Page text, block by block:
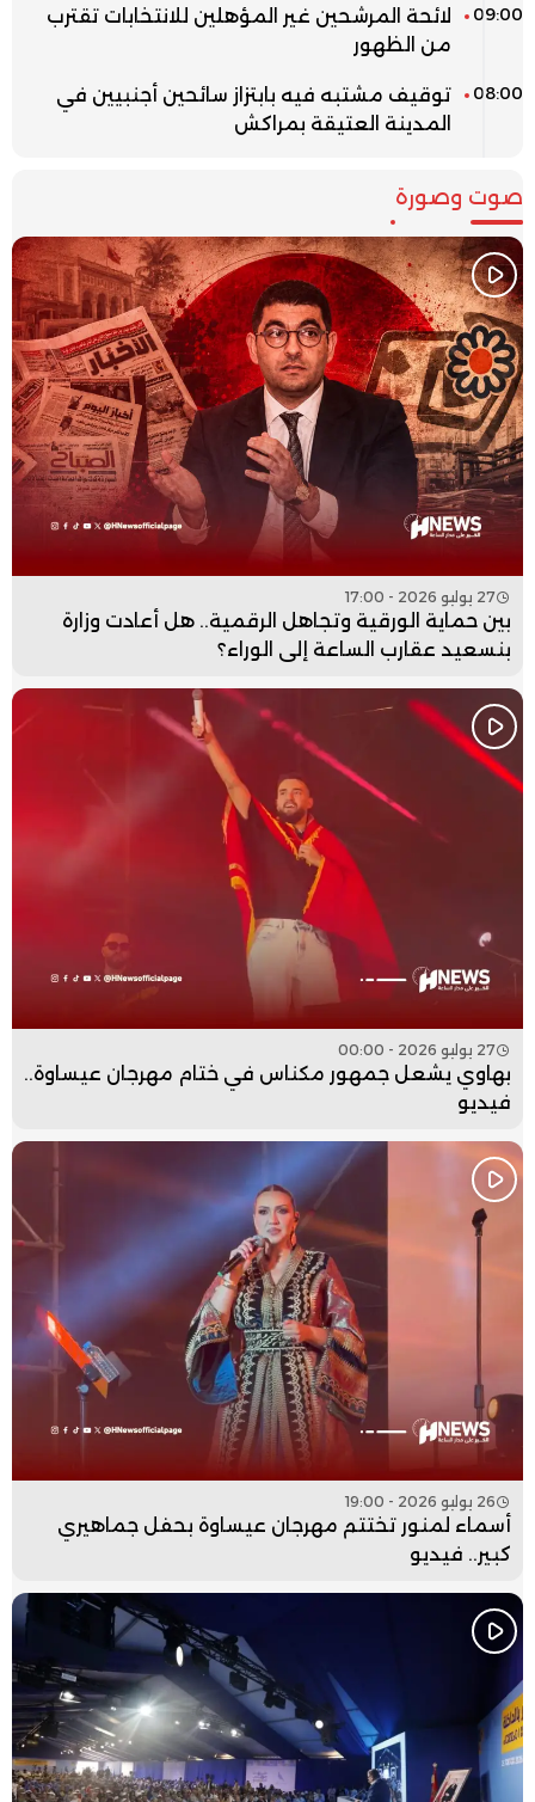
09:00
لائحة المرشحين غير المؤهلين للانتخابات تقترب
من الظهور
08:00
توقيف مشتبه فيه بابتزاز سائحين أجنبيين في
المدينة العتيقة بمراكش
صوت وصورة
27 يوليو 2026 - 17:00
بين حماية الورقية وتجاهل الرقمية.. هل أعادت وزارة
بنسعيد عقارب الساعة إلى الوراء؟
27 يوليو 2026 - 00:00
بهاوي يشعل جمهور مكناس في ختام مهرجان عيساوة..
فيديو
26 يوليو 2026 - 19:00
أسماء لمنور تختتم مهرجان عيساوة بحفل جماهيري
كبير.. فيديو